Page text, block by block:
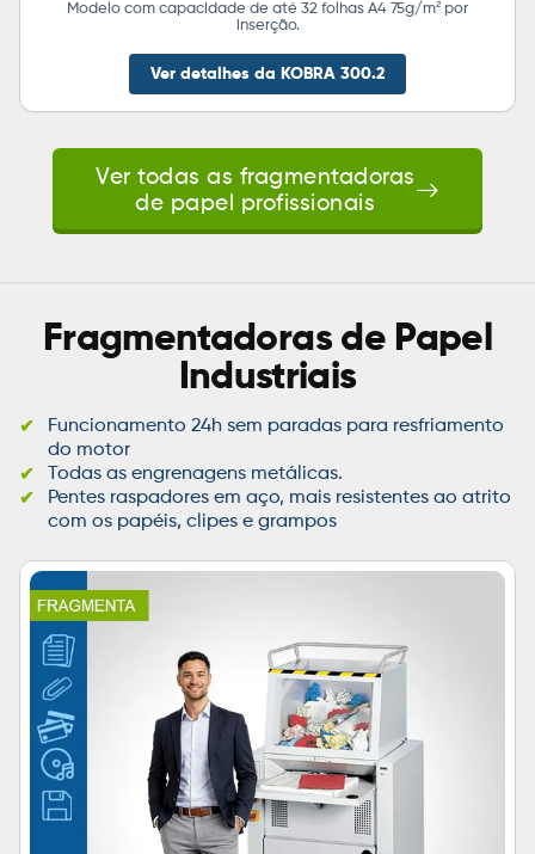
Modelo com capacidade de até 32 folhas A4 75g/m² por
inserção.
Ver detalhes da KOBRA 300.2
Ver todas as fragmentadoras
de papel profissionais
Fragmentadoras de Papel
Industriais
Funcionamento 24h sem paradas para resfriamento
do motor
Todas as engrenagens metálicas.
Pentes raspadores em aço, mais resistentes ao atrito
com os papéis, clipes e grampos